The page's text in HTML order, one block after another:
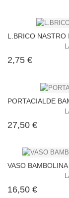
L.BRICO
2,75 €Prezzo
PORTACIALDE
27,50 €Prezzo
VASO
16,50 €Prezzo